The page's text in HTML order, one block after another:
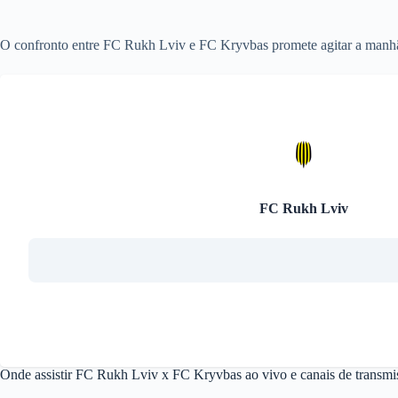
O confronto entre FC Rukh Lviv e FC Kryvbas promete agitar a
FC Rukh Lviv
Onde assistir FC Rukh Lviv x FC Kryvbas ao vivo e canais de